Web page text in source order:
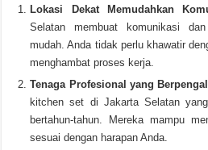
Lokasi Dekat Memudahkan
Selatan membuat komunikasi
mudah. Anda tidak perlu khawatir
menghambat proses kerja.
Tenaga Profesional yang
kitchen set di Jakarta Selatan
bertahun-tahun. Mereka mampu
sesuai dengan harapan Anda.